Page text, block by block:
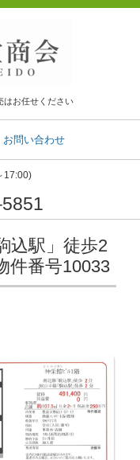
はお任せください
お問い合わせ
17:00)
込駅」徒歩2
番号10033